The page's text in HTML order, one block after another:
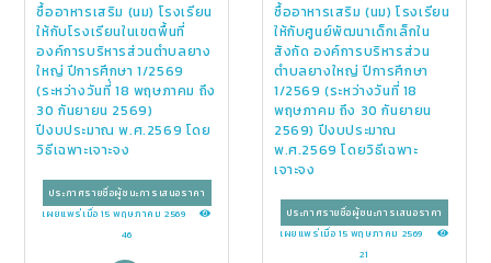
ซื้ออาหารเสริม (นม) โรงเรียน
ให้กับโรงเรียนในเขตพื้นที่
องค์การบริหารส่วนตำบลยาง
ใหญ่ ปีการศึกษา 1/2569
(ระหว่างวันที่่ 18 พฤษภาคม ถึง
30 กันยายน 2569)
ปีงบประมาณ พ.ศ.2569 โดย
วิธีเฉพาะเจาะจง
ประกาศรายชื่อผู้ชนะการเสนอราคา
เผยแพร่เมื่อ 15 พฤษภาคม 2569
46
ซื้ออาหารเสริม (นม) โรงเรียน
ให้กับศูนย์พัฒนาเด็กเล็กใน
สังกัด องค์การบริหารส่วน
ตำบลยางใหญ่ ปีการศึกษา
1/2569 (ระหว่างวันที่ 18
พฤษภาคม ถึง 30 กันยายน
2569) ปีงบประมาณ
พ.ศ.2569 โดยวิธีเฉพาะ
เจาะจง
ประกาศรายชื่อผู้ชนะการเสนอราคา
เผยแพร่เมื่อ 15 พฤษภาคม 2569
21